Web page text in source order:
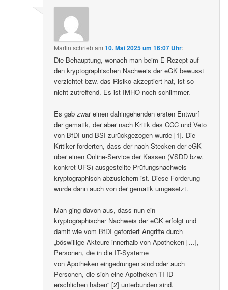
Martin schriebam10. Mai 2025 um 16:07 Uhr:
Die Behauptung, wonach man beim E-Rezept auf
den kryptographischen Nachweis der eGK bewusst
verzichtet bzw. das Risiko akzeptiert hat, ist so
nicht zutreffend. Es ist IMHO noch schlimmer.
Es gab zwar einen dahingehenden ersten Entwurf
der gematik, der aber nach Kritik des CCC und Veto
von BfDI und BSI zurückgezogen wurde [1]. Die
Kritiker forderten, dass der nach Stecken der eGK
über einen Online-Service der Kassen (VSDD bzw.
konkret UFS) ausgestellte Prüfungsnachweis
kryptographisch abzusichern ist. Diese Forderung
wurde dann auch von der gematik umgesetzt.
Man ging davon aus, dass nun ein
kryptographischer Nachweis der eGK erfolgt und
damit wie vom BfDI gefordert Angriffe durch
„böswillige Akteure innerhalb von Apotheken […],
Personen, die in die IT-Systeme
von Apotheken eingedrungen sind oder auch
Personen, die sich eine Apotheken-TI-ID
erschlichen haben“ [2] unterbunden sind.